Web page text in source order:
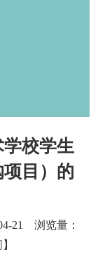
校学生
目）的
21 浏览量：
】